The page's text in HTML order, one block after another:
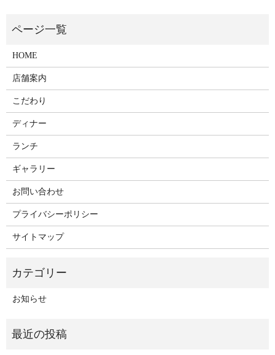
HOME
店舗案内
こだわり
ディナー
ランチ
ギャラリー
お問い合わせ
プライバシーポリシー
サイトマップ
お知らせ